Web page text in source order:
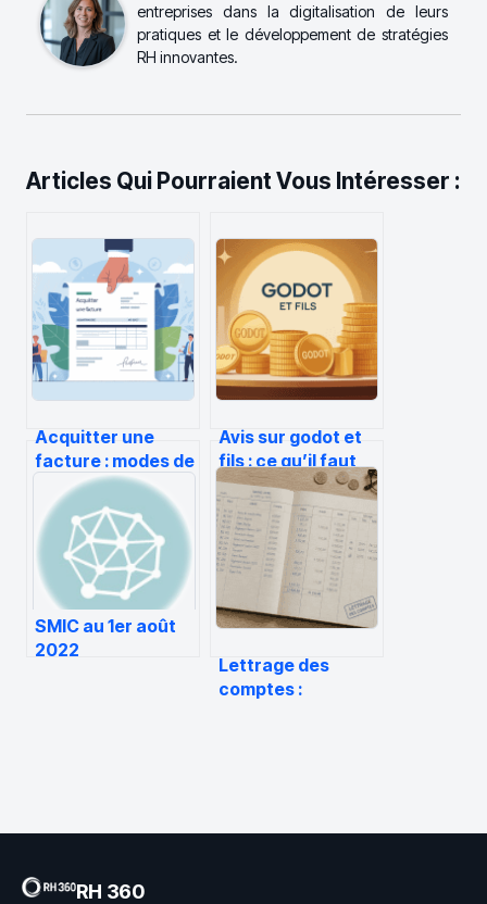
entreprises dans la digitalisation de leurs
pratiques et le développement de stratégies
RH innovantes.
Articles Qui Pourraient Vous Intéresser :
Acquitter une
facture : modes de
règlement,
obligations et
bonnes pratiques
Avis sur godot et
fils : ce qu’il faut
vraiment savoir
avant d’acheter
SMIC au 1er août
2022
Lettrage des
comptes :
?
RH 360